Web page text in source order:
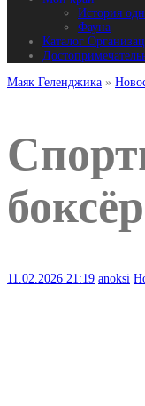
История
Фауна
Каталог
Маяк Геленджика »
11.02.2026 21:19 anoksi